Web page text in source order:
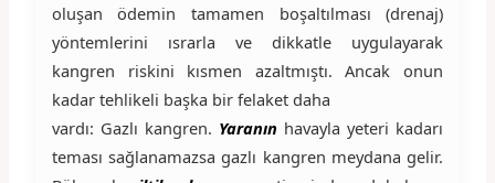
oluşan ödemin tamamen boşaltılması (drenaj)
yöntemlerini ısrarla ve dikkatle uygulayarak
kangren riskini kısmen azaltmıştı. Ancak onun
kadar tehlikeli başka bir felaket daha
vardı: Gazlı kangren. Yaranın havayla yeteri kadarı
teması sağlanamazsa gazlı kangren meydana gelir.